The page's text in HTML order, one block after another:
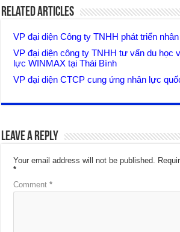
Related Articles
VP đại diện Công ty TNHH phát triển
VP đại diện công ty TNHH tư vấn du học
lực WINMAX tại Thái Bình
VP đại diện CTCP cung ứng nhân lực
Leave a Reply
Your email address will not be published.
*
Comment*